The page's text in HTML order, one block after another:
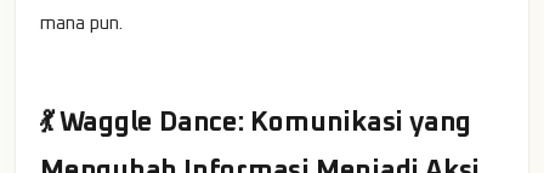
mana pun.
💃 Waggle Dance: Komunikasi yang